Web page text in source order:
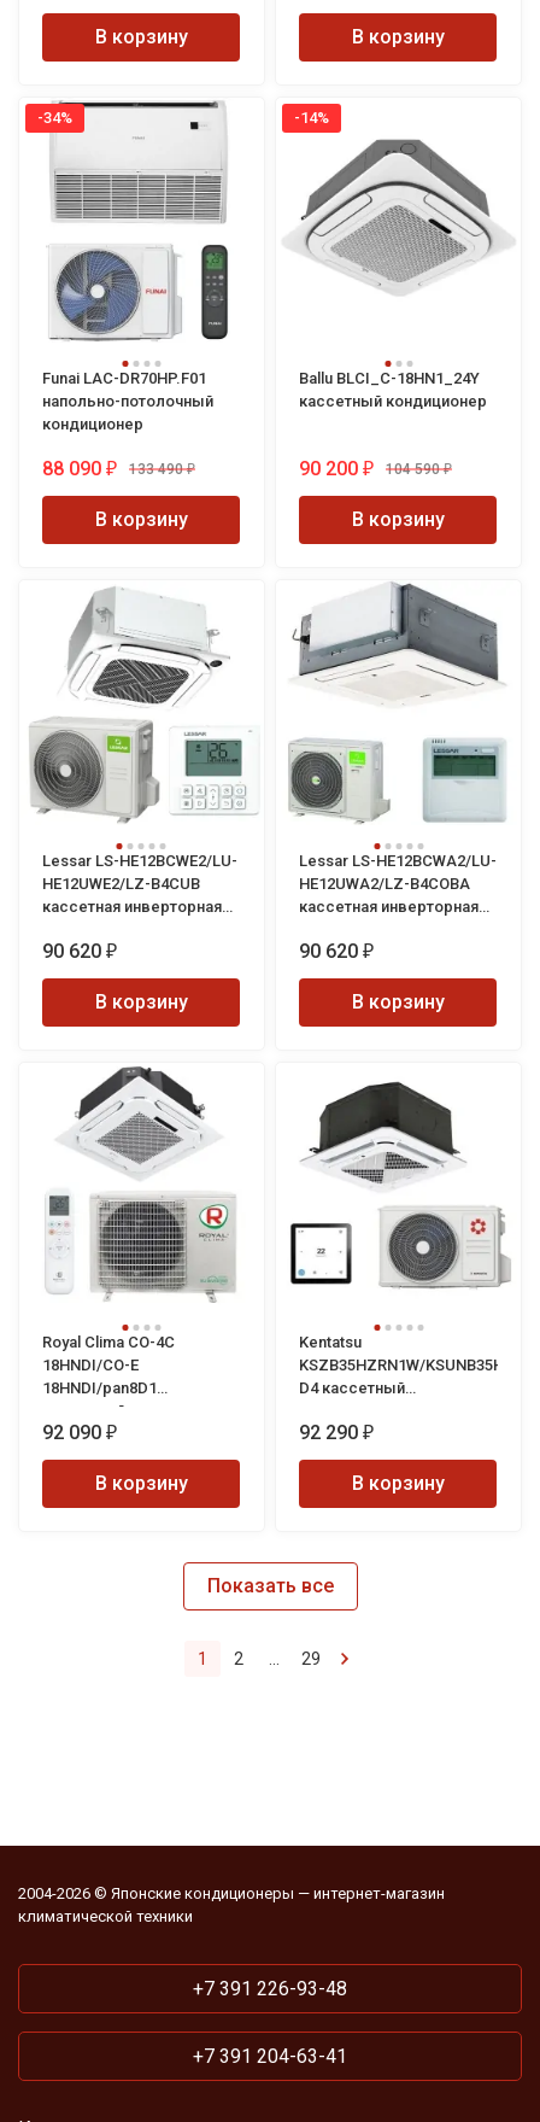
В корзину В корзину
-34%
Funai LAC-DR70HP.F01
напольно-потолочный
кондиционер
88 090 ₽ 133 490 ₽
В корзину
-14%
Ballu BLCI_C-18HN1_24Y
кассетный кондиционер
90 200 ₽ 104 590 ₽
В корзину
Lessar LS-HE12BCWE2/LU-
HE12UWE2/LZ-B4CUB
кассетная инверторная
90 620 ₽
В корзину
Lessar LS-HE12BCWA2/LU-
HE12UWA2/LZ-B4COBA
кассетная инверторная
90 620 ₽
В корзину
Royal Clima CO-4C
18HNDI/CO-E
18HNDI/pan8D1
кассетный кондиционер
92 090 ₽
В корзину
Kentatsu
KSZB35HZRN1W/
D4 кассетный
92 290 ₽
В корзину
Показать все
1 2 ... 29
2004-2026 © Японские кондиционеры — интернет-магазин
климатической техники
+7 391 226-93-48
+7 391 204-63-41